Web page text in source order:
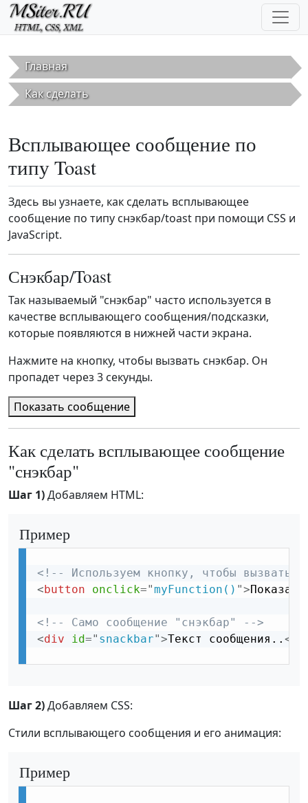
Перейти к основному содержанию
Главная
Как сделать
Всплывающее сообщение по
типу Toast
Здесь вы узнаете, как сделать всплывающее
сообщение по типу снэкбар/toast при помощи CSS и
JavaScript.
Снэкбар/Toast
Так называемый "снэкбар" часто используется в
качестве всплывающего сообщения/подсказки,
которые появляются в нижней части экрана.
Нажмите на кнопку, чтобы вызвать снэкбар. Он
пропадет через 3 секунды.
Показать сообщение
Как сделать всплывающее сообщение
"снэкбар"
Шаг 1)Добавляем HTML:
Пример
<!-- Используем кнопку, чтобы вызвать
<button onclick="myFunction() ">
<!-- Само сообщение "снэкбар" -->
<div id=" snackbar">Текст сообщения.. </
Шаг 2)Добавляем CSS:
Стили всплывающего сообщения и его анимация:
Пример